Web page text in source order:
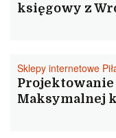
księgowy z
Sklepy internetowe
Maksymalnej